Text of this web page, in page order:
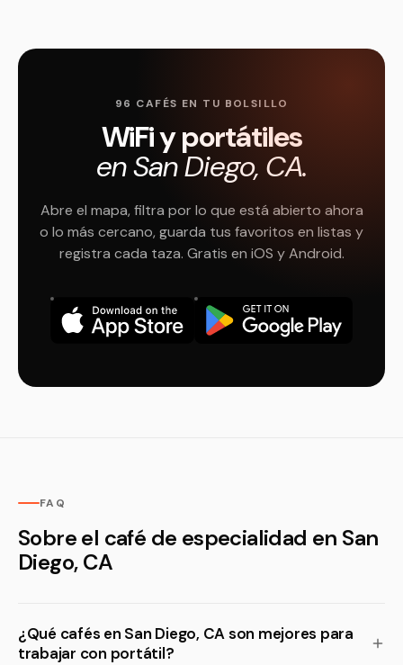
96 CAFÉS EN TU BOLSILLO
WiFi y portátiles
en San Diego, CA.
Abre el mapa, filtra por lo que está abierto ahora
o lo más cercano, guarda tus favoritos en listas y
registra cada taza. Gratis en iOS y Android.
FAQ
Sobre el café de especialidad en San
Diego, CA
¿Qué cafés en San Diego, CA son mejores para
trabajar con portátil?